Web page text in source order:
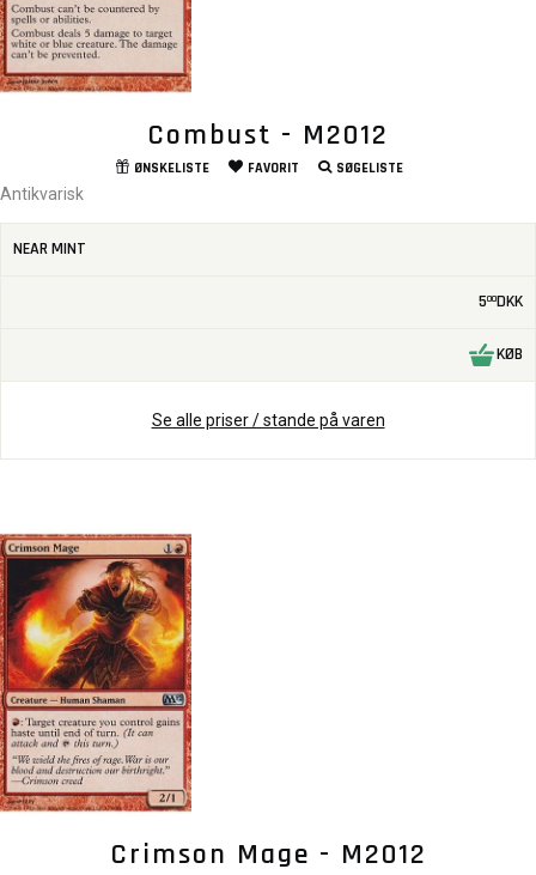
Combust - M2012
ØNSKELISTE FAVORIT SØGELISTE
Antikvarisk
NEAR MINT
500DKK
KØB
Se alle priser / stande på varen
Crimson Mage - M2012